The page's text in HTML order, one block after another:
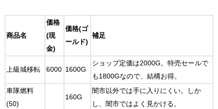
商品名
価格
(現
金)
価格(ゴ
ールド)
補足
上級城移転 6000 1600G
ショップ定価は2000G。特売セールで
も1800Gなので、結構お得。
車隊燃料
(50)
160G
闇市以外では手に入りにくい。しか
し、闇市ではよく見かける。